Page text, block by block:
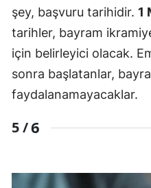
şey, başvuru tarihidir. 1
tarihler, bayram
için belirleyici olacak.
sonra başlatanlar,
faydalanamayacaklar.
5 /6